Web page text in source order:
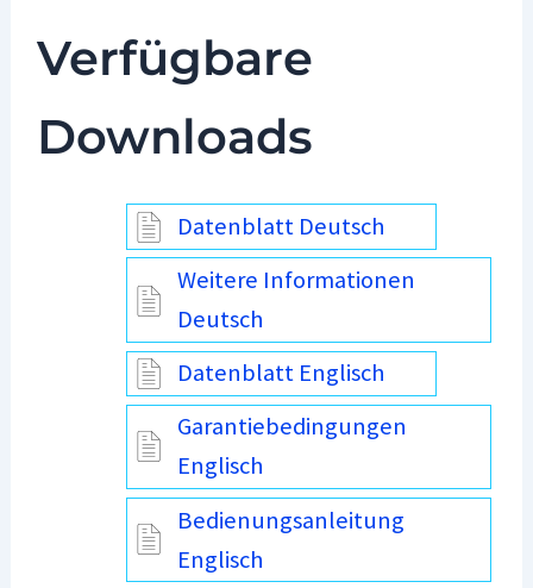
Verfügbare
Downloads
Datenblatt Deutsch
Weitere Informationen
Deutsch
Datenblatt Englisch
Garantiebedingungen
Englisch
Bedienungsanleitung
Englisch